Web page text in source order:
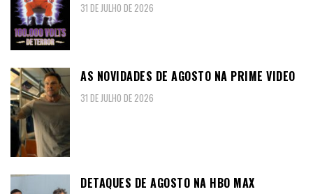
31 DE JULHO DE 2026
AS NOVIDADES DE AGOSTO NA PRIME VIDEO
31 DE JULHO DE 2026
DETAQUES DE AGOSTO NA HBO MAX